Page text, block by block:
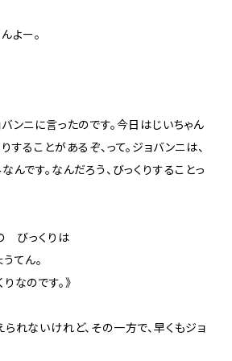
よー。
ンニに言ったのです。今日はじいちゃん
することがあるぞ、って。ジョバンニは、
んです。なんだろう、びっくりすることっ
びっくりは
てん。
なのです。》
れないけれど、その一方で、早くもジョ